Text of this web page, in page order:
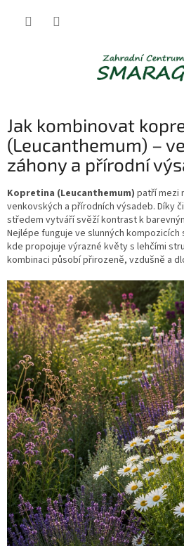
Jak kombinovat
(Leucanthemum) –
záhony a přírodní
Kopretina (Leucanthemum) patří mezi
venkovských a přírodních výsadeb. Díky
středem vytváří svěží kontrast k
Nejlépe funguje ve slunných
kde propojuje výrazné květy s lehčími
kombinaci působí přirozeně, vzdušně a